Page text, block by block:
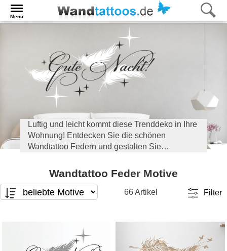
Menü
Luftig und leicht kommt diese Trenddeko in Ihre
Wohnung! Entdecken Sie die schönen
Wandtattoo Federn und gestalten Sie
angesagten Boho-Style.
Wandtattoo Feder Motive
66 Artikel Filter
Hochformat
(24)